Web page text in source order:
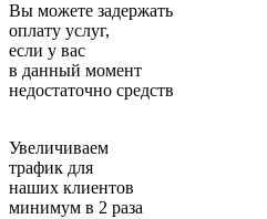
Вы можете задержать
оплату услуг,
если у вас
в данный момент
недостаточно средств
Увеличиваем
трафик для
наших клиентов
минимум в 2 раза